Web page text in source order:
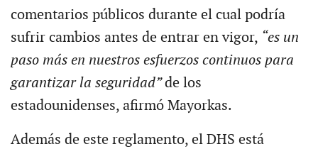
comentarios públicos durante el cual podría
sufrir cambios antes de entrar en vigor, “es un
paso más en nuestros esfuerzos continuos para
garantizar la seguridad”de los
estadounidenses, afirmó Mayorkas.
Además de este reglamento, el DHS está